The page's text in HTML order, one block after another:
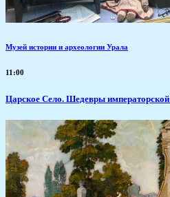
Музей истории и археологии Урала
11:00
Царское Село. Шедевры императорской